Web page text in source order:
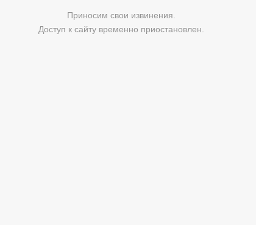
Приносим свои извинения.
Доступ к сайту временно приостановлен.